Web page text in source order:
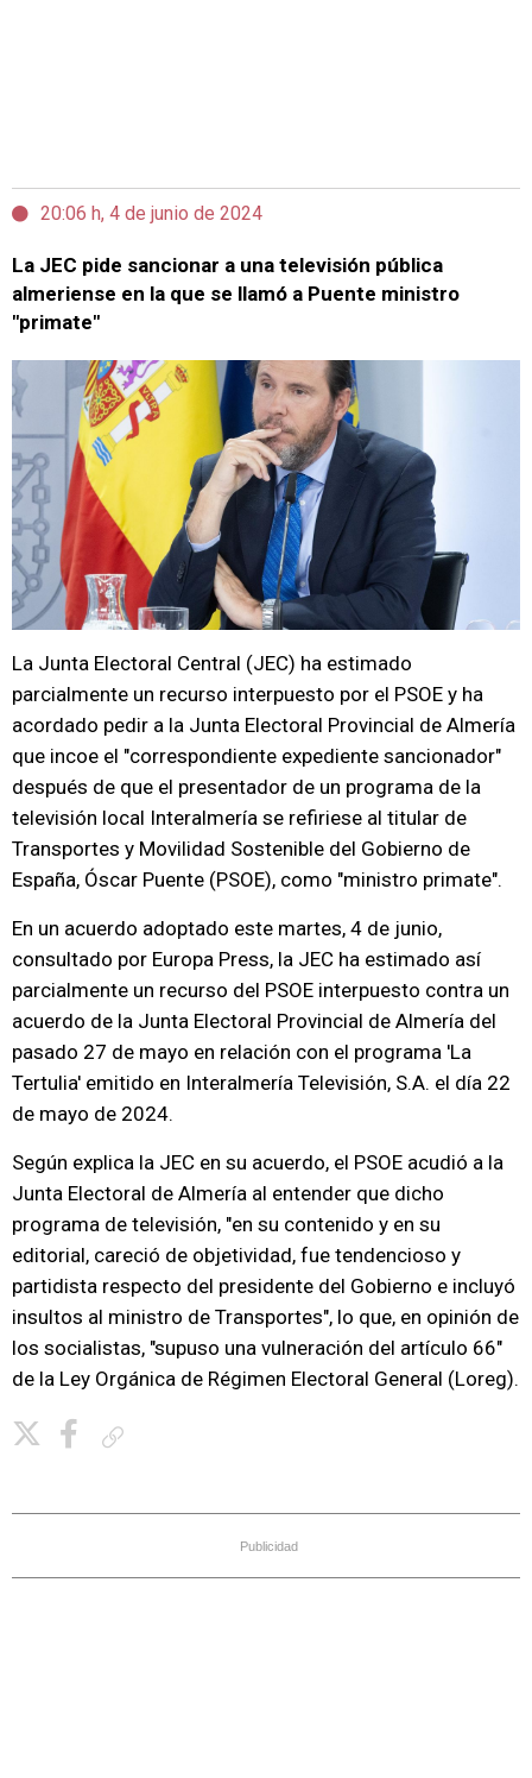
20:06 h, 4 de junio de 2024
La JEC pide sancionar a una televisión pública
almeriense en la que se llamó a Puente ministro
"primate"
La Junta Electoral Central (JEC) ha estimado
parcialmente un recurso interpuesto por el PSOE y ha
acordado pedir a la Junta Electoral Provincial de Almería
que incoe el "correspondiente expediente sancionador"
después de que el presentador de un programa de la
televisión local Interalmería se refiriese al titular de
Transportes y Movilidad Sostenible del Gobierno de
España, Óscar Puente (PSOE), como "ministro primate".
En un acuerdo adoptado este martes, 4 de junio,
consultado por Europa Press, la JEC ha estimado así
parcialmente un recurso del PSOE interpuesto contra un
acuerdo de la Junta Electoral Provincial de Almería del
pasado 27 de mayo en relación con el programa 'La
Tertulia' emitido en Interalmería Televisión, S.A. el día 22
de mayo de 2024.
Según explica la JEC en su acuerdo, el PSOE acudió a la
Junta Electoral de Almería al entender que dicho
programa de televisión, "en su contenido y en su
editorial, careció de objetividad, fue tendencioso y
partidista respecto del presidente del Gobierno e incluyó
insultos al ministro de Transportes", lo que, en opinión de
los socialistas, "supuso una vulneración del artículo 66"
de la Ley Orgánica de Régimen Electoral General (Loreg).
Publicidad